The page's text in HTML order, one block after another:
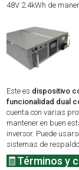
48V 2.4kWh de
Este es dispositivo
funcionalidad dual
cuenta con varias
mantener en buen
inversor. Puede
sistemas de
🧾Términos y